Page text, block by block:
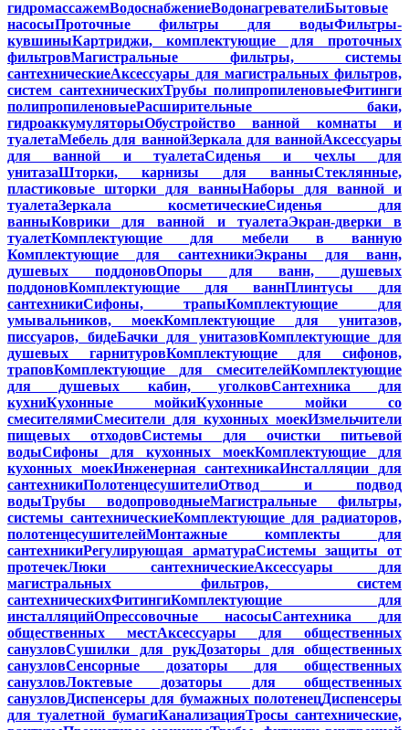
гидромассажемВодоснабжениеВодонагревателиБытовые
насосыПроточные фильтры для водыФильтры-
кувшиныКартриджи, комплектующие для проточных
фильтровМагистральные фильтры, системы
сантехническиеАксессуары для магистральных фильтров,
систем сантехническихТрубы полипропиленовыеФитинги
полипропиленовыеРасширительные баки,
гидроаккумуляторыОбустройство ванной комнаты и
туалетаМебель для ваннойЗеркала для ваннойАксессуары
для ванной и туалетаСиденья и чехлы для
унитазаШторки, карнизы для ванныСтеклянные,
пластиковые шторки для ванныНаборы для ванной и
туалетаЗеркала косметическиеСиденья для
ванныКоврики для ванной и туалетаЭкран-дверки в
туалетКомплектующие для мебели в ванную
Комплектующие для сантехникиЭкраны для ванн,
душевых поддоновОпоры для ванн, душевых
поддоновКомплектующие для ваннПлинтусы для
сантехникиСифоны, трапыКомплектующие для
умывальников, моекКомплектующие для унитазов,
писсуаров, бидеБачки для унитазовКомплектующие для
душевых гарнитуровКомплектующие для сифонов,
траповКомплектующие для смесителейКомплектующие
для душевых кабин, уголковСантехника для
кухниКухонные мойкиКухонные мойки со
смесителямиСмесители для кухонных моекИзмельчители
пищевых отходовСистемы для очистки питьевой
водыСифоны для кухонных моекКомплектующие для
кухонных моекИнженерная сантехникаИнсталляции для
сантехникиПолотенцесушителиОтвод и подвод
водыТрубы водопроводныеМагистральные фильтры,
системы сантехническиеКомплектующие для радиаторов,
полотенцесушителейМонтажные комплекты для
сантехникиРегулирующая арматураСистемы защиты от
протечекЛюки сантехническиеАксессуары для
магистральных фильтров, систем
сантехническихФитингиКомплектующие для
инсталляцийОпрессовочные насосыСантехника для
общественных местАксессуары для общественных
санузловСушилки для рукДозаторы для общественных
санузловСенсорные дозаторы для общественных
санузловЛоктевые дозаторы для общественных
санузловДиспенсеры для бумажных полотенецДиспенсеры
для туалетной бумагиКанализацияТросы сантехнические,